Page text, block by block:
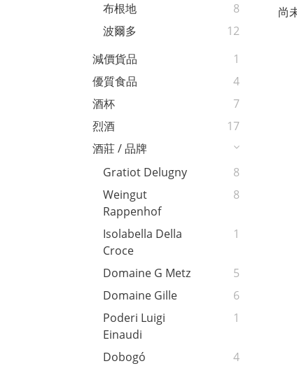
布根地
8
波爾多
12
減價貨品
1
優質食品
4
酒杯
7
烈酒
17
酒莊 / 品牌
Gratiot Delugny
8
Weingut
Rappenhof
8
Isolabella Della
Croce
1
Domaine G Metz
5
Domaine Gille
6
Poderi Luigi
Einaudi
1
Dobogó
4
尚